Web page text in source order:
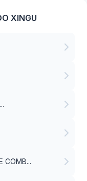
XINGU
COMB...